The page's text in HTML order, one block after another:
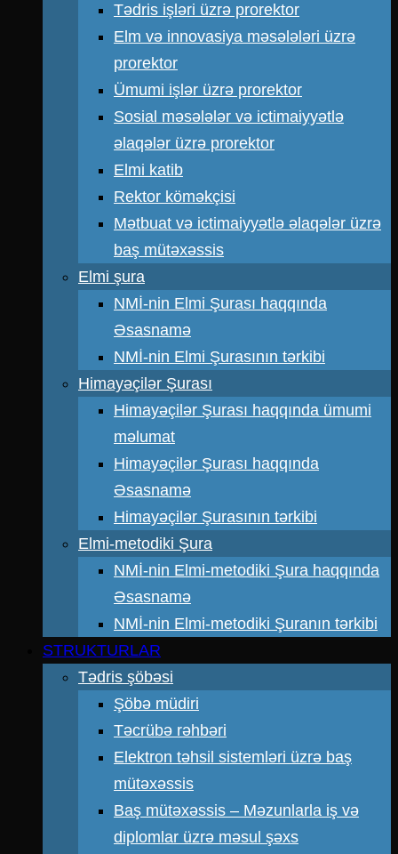
Tədris işləri üzrə prorektor
Elm və innovasiya məsələləri üzrə
prorektor
Ümumi işlər üzrə prorektor
Sosial məsələlər və ictimaiyyətlə
əlaqələr üzrə prorektor
Elmi katib
Rektor köməkçisi
Mətbuat və ictimaiyyətlə əlaqələr üzrə
baş mütəxəssis
Elmi şura
NMİ-nin Elmi Şurası haqqında
Əsasnamə
NMİ-nin Elmi Şurasının tərkibi
Himayəçilər Şurası
Himayəçilər Şurası haqqında ümumi
məlumat
Himayəçilər Şurası haqqında
Əsasnamə
Himayəçilər Şurasının tərkibi
Elmi-metodiki Şura
NMİ-nin Elmi-metodiki Şura haqqında
Əsasnamə
NMİ-nin Elmi-metodiki Şuranın tərkibi
STRUKTURLAR
Tədris şöbəsi
Şöbə müdiri
Təcrübə rəhbəri
Elektron təhsil sistemləri üzrə baş
mütəxəssis
Baş mütəxəssis – Məzunlarla iş və
diplomlar üzrə məsul şəxs